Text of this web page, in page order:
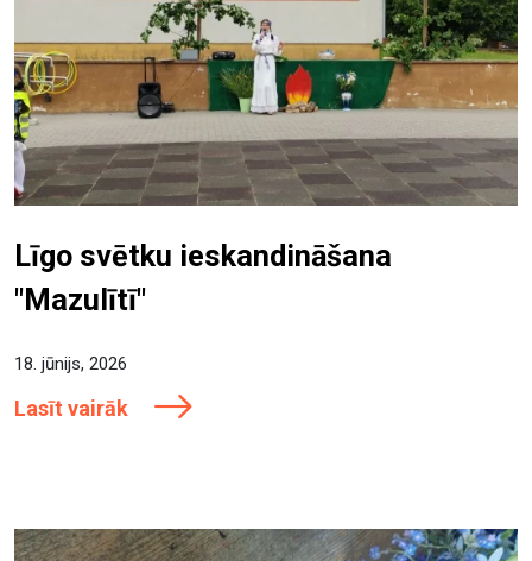
Līgo svētku ieskandināšana
"Mazulītī"
18. jūnijs, 2026
Lasīt vairāk